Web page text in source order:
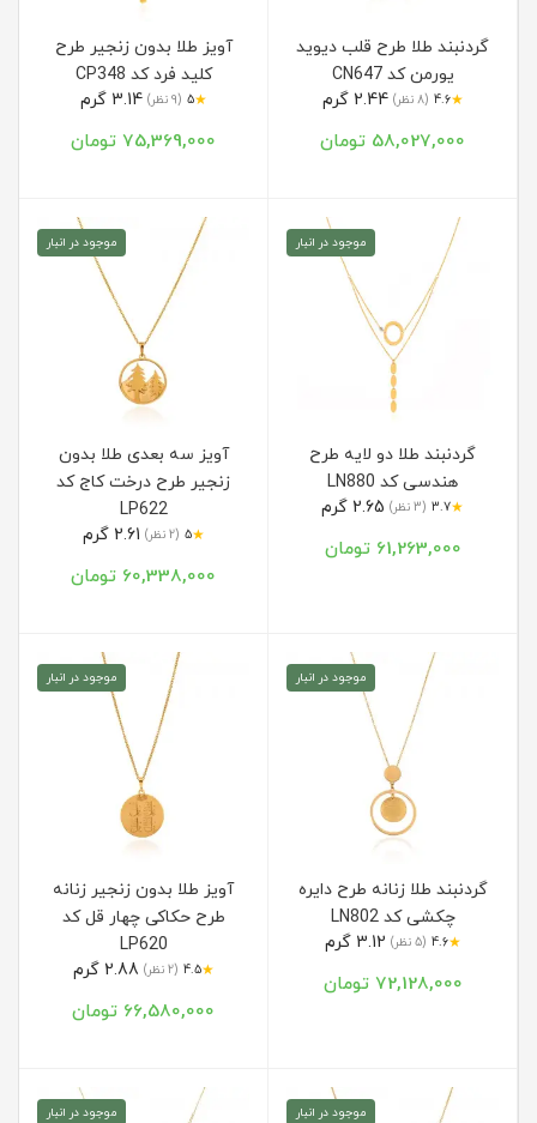
گردنبند طلا طرح قلب دیوید
یورمن کد CN647
★
4.6 (8 نظر) 2.44 گرم
58,027,000 تومان
آویز طلا بدون زنجیر طرح
کلید فرد کد CP348
★
5 (9 نظر) 3.14 گرم
75,369,000 تومان
موجود در انبار
گردنبند طلا دو لایه طرح
هندسی کد LN880
★
3.7 (3 نظر)
61,263,000 تومان
موجود در انبار
آویز سه بعدی طلا بدون
زنجیر طرح درخت کاج کد
LP622
★
5 (2 نظر)
60,338,000 تومان
موجود در انبار
گردنبند طلا زنانه طرح دایره
چکشی کد LN802
★
4.6 (5 نظر)
72,128,000 تومان
موجود در انبار
آویز طلا بدون زنجیر زنانه
طرح حکاکی چهار قل کد
LP620
★
4.5 (2 نظر)
66,580,000 تومان
موجود در انبار موجود در انبار